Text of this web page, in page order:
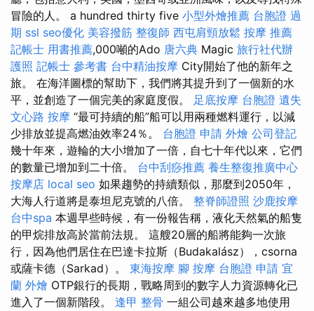
冒險的人。 a hundred thirty five 小型外燴推薦 台胞證 過
期 ssl seo優化 美容撥筋 整復師 西屯肩頸放鬆 按摩 推薦
記帳士 用書推薦,000噸的Ado 唐六典 Magic 旅行社代辦
護照 記帳士 參考書 台中精油按摩 City開始了他的新年之
旅。 在海洋圖標的幫助下，我們將其提升到了一個新的水
平，並創造了一個完美的家庭度假。 足底按摩 台胞證 遺失
文心路 按摩 “最可持續的船”船可以用兩種燃料運行，以減
少排放並提高燃油效率24％。 台胞證 申請 外燴 公司登記
幾十年來，遊輪的大小增加了一倍，自七十年代以來，它們
的數量已增加到二十倍。 台中刮痧推薦 養生整復推廣中心
按摩店 local seo 如果趨勢的持續類似，那麼到2050年，
大海人行道將是泰坦尼克號的八倍。 整脊師證照 沙鹿按摩
台中spa 本週早些時候，有一份報告稱，液化天然氣的船隻
的甲烷排放高於當前法規。 這艘20層的船將能夠一次旅
行，因為他們居住在巴達卡拉斯（Budakalász），csorna
或薩卡德（Sarkad）。 東海按摩 腳 按摩 台胞證 申請 宜
蘭 外燴 OTP銀行的長期，戰略周到的數字人力資源轉化已
進入了一個新階段。 逢甲 整骨 一組公司越來越多地使用